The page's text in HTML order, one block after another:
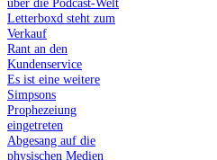
Letterboxd steht zum
Verkauf
Rant an den
Kundenservice
Es ist eine weitere
Simpsons
Prophezeiung
eingetreten
Abgesang auf die
physischen Medien